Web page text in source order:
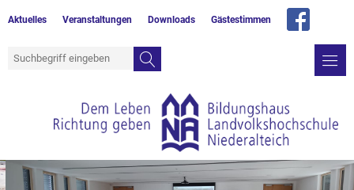
Aktuelles Veranstaltungen Downloads Gästestimmen